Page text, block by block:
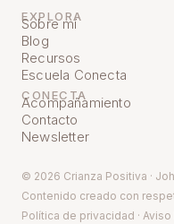
EXPLORA
Sobre mí
Blog
Recursos
Escuela Conecta
CONECTA
Acompañamiento
Contacto
Newsletter
© 2026 Crianza Positiva ·
Contenido creado con
Política de privacidad · Aviso